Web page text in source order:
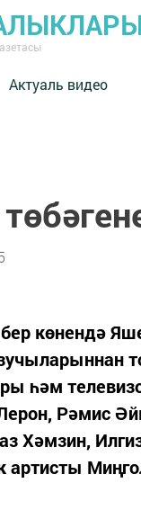
Актуаль видео
көнендә
һәм
Рәмис
Хәмзин,
артисты